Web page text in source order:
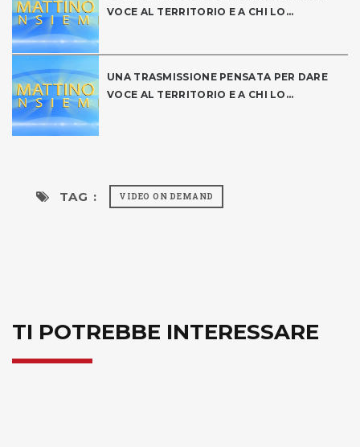
VOCE AL TERRITORIO E A CHI LO...
UNA TRASMISSIONE PENSATA PER DARE
VOCE AL TERRITORIO E A CHI LO...
TAG : VIDEO ON DEMAND
TI POTREBBE INTERESSARE